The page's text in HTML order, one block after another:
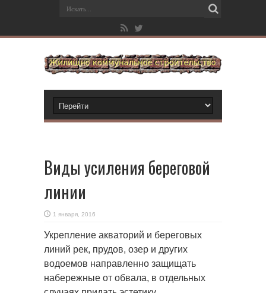
Виды усиления береговой
линии
1 января, 2016
Укрепление акваторий и береговых
линий рек, прудов, озер и других
водоемов направленно защищать
набережные от обвала, в отдельных